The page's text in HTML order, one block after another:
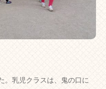
。乳児クラスは、鬼の口に